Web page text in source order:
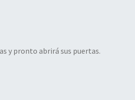
y pronto abrirá sus puertas.